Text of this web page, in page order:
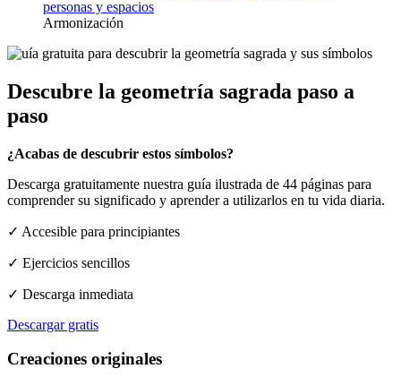
Armonización
Descubre la geometría sagrada paso a
paso
¿Acabas de descubrir estos símbolos?
Descarga gratuitamente nuestra guía ilustrada de 44 páginas para
comprender su significado y aprender a utilizarlos en tu vida diaria.
✓ Accesible para principiantes
✓ Ejercicios sencillos
✓ Descarga inmediata
Descargar gratis
Creaciones originales